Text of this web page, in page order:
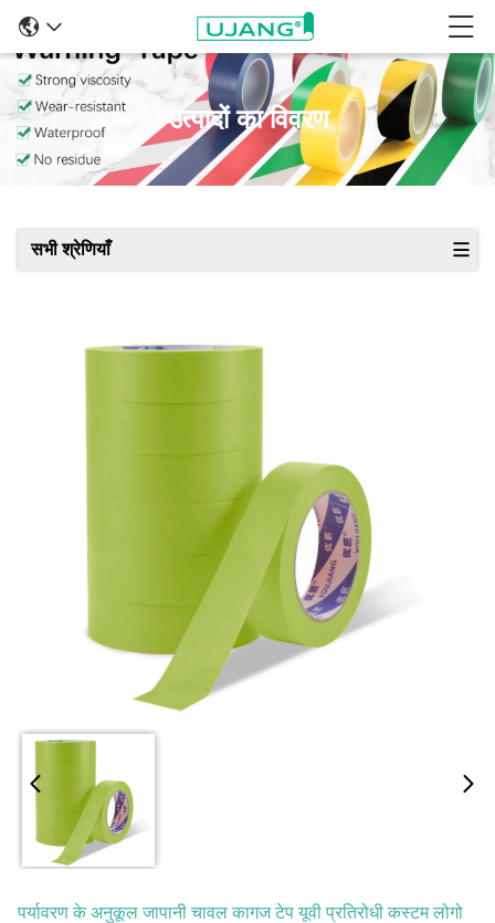
उत्पादों का विवरण
सभी श्रेणियाँ
पर्यावरण के अनुकूल जापानी चावल कागज टेप यूवी प्रतिरोधी कस्टम लोगो